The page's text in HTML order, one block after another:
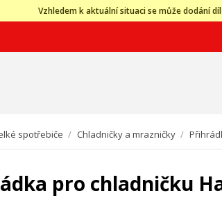
Vzhledem k aktuální situaci se může dodání
spotřebiče / Chladničky a mrazničky /
pro chladničku